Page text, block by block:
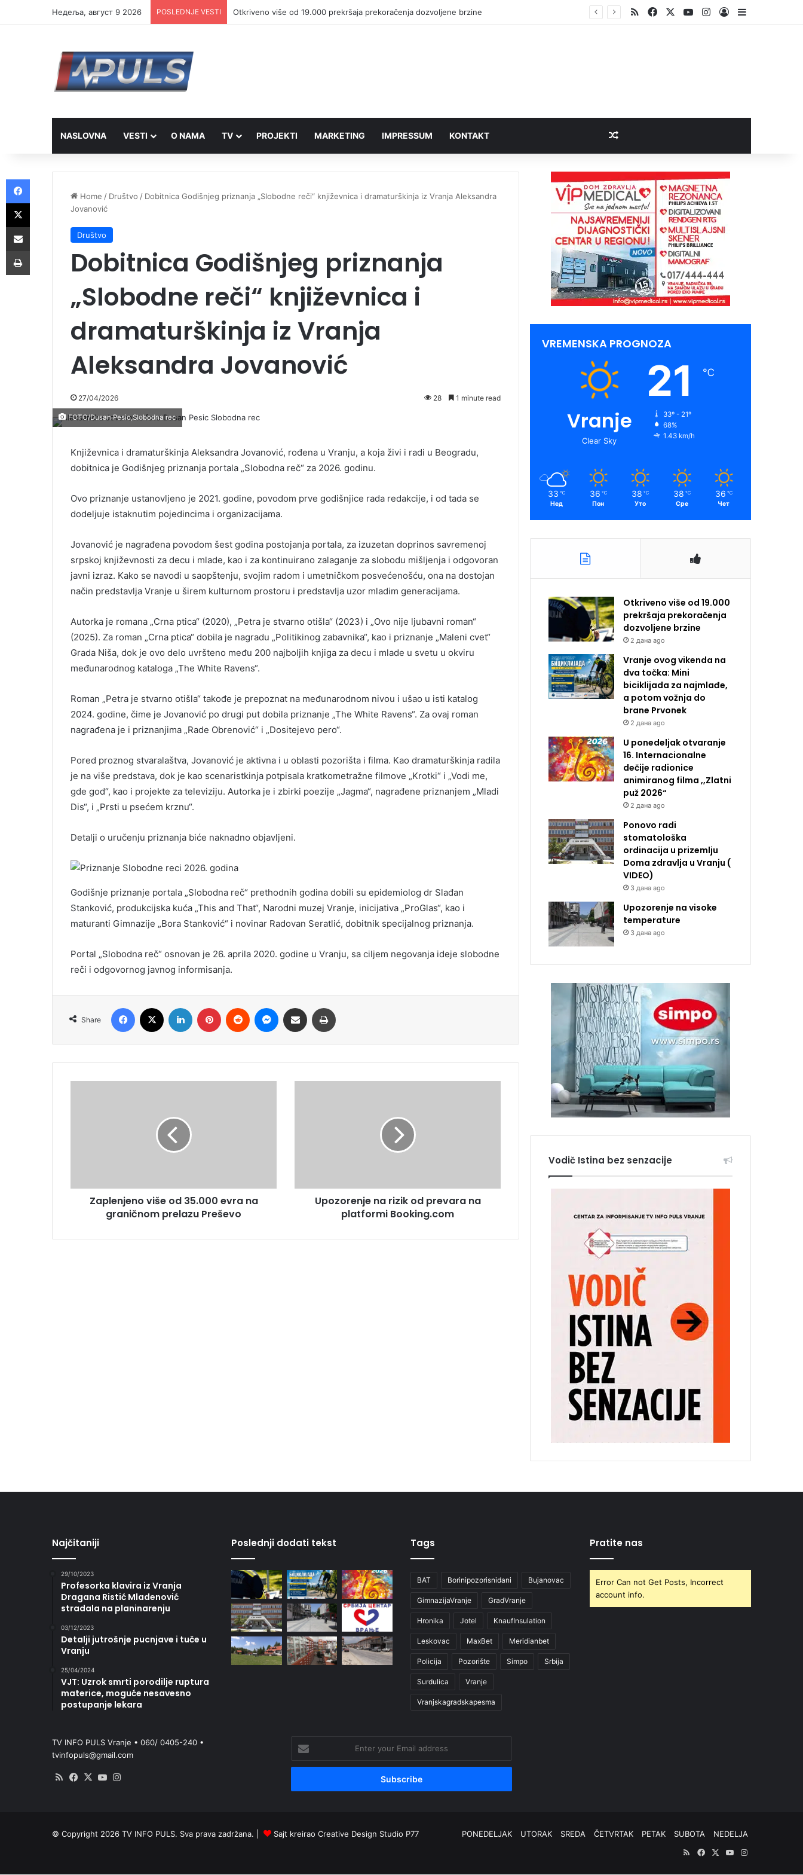
Недеља, август 9 2026 POSLEDNJE VESTI RSSFacebookYouTubeInstagram
Log InSidebar
NASLOVNA VESTI O NAMA TV PROJEKTI MARKETING IMPRESSUM KONTAKT Random Article
Home / Društvo / Dobitnica Godišnjeg priznanja „Slobodne reči“ književnica i dramaturškinja iz Vranja Aleksandra
Jovanović
Društvo
Dobitnica Godišnjeg priznanja
„Slobodne reči“ književnica i
dramaturškinja iz Vranja
Aleksandra Jovanović
27/04/2026 28 1 minute read
FOTO/Dusan Pesic,Slobodna rec
Književnica i dramaturškinja Aleksandra Jovanović, rođena u Vranju, a koja živi i radi u Beogradu,
dobitnica je Godišnjeg priznanja portala „Slobodna reč“ za 2026. godinu.
Ovo priznanje ustanovljeno je 2021. godine, povodom prve godišnjice rada redakcije, i od tada se
dodeljuje istaknutim pojedincima i organizacijama.
Jovanović je nagrađena povodom šest godina postojanja portala, za izuzetan doprinos savremenoj
srpskoj književnosti za decu i mlade, kao i za kontinuirano zalaganje za slobodu mišljenja i odgovoran
javni izraz. Kako se navodi u saopštenju, svojim radom i umetničkom posvećenošću, ona na dostojan
način predstavlja Vranje u širem kulturnom prostoru i predstavlja uzor mladim generacijama.
Autorka je romana „Crna ptica“ (2020), „Petra je stvarno otišla“ (2023) i „Ovo nije ljubavni roman“
(2025). Za roman „Crna ptica“ dobila je nagradu „Politikinog zabavnika“, kao i priznanje „Maleni cvet“
Grada Niša, dok je ovo delo uvršteno među 200 najboljih knjiga za decu i mlade u svetu u okviru
međunarodnog kataloga „The White Ravens“.
Roman „Petra je stvarno otišla“ takođe je prepoznat na međunarodnom nivou i ušao u isti katalog
2024. godine, čime je Jovanović po drugi put dobila priznanje „The White Ravens“. Za ovaj roman
nagrađena je i priznanjima „Rade Obrenović“ i „Dositejevo pero“.
Pored proznog stvaralaštva, Jovanović je aktivna i u oblasti pozorišta i filma. Kao dramaturškinja radila
je na više predstava, dok je kao scenaristkinja potpisala kratkometražne filmove „Krotki“ i „Vodi me,
gde god“, kao i projekte za televiziju. Autorka je i zbirki poezije „Jagma“, nagrađene priznanjem „Mladi
Dis“, i „Prsti u psećem krznu“.
Detalji o uručenju priznanja biće naknadno objavljeni.
Godišnje priznanje portala „Slobodna reč“ prethodnih godina dobili su epidemiolog dr Slađan
Stanković, produkcijska kuća „This and That“, Narodni muzej Vranje, inicijativa „ProGlas“, kao i
maturanti Gimnazije „Bora Stanković“ i novinar Radovan Seratlić, dobitnik specijalnog priznanja.
Portal „Slobodna reč“ osnovan je 26. aprila 2020. godine u Vranju, sa ciljem negovanja ideje slobodne
reči i odgovornog javnog informisanja.
Share
Facebook LinkedIn Pinterest Reddit Messenger
Share via Email
Zaplenjeno više od 35.000 evra na
graničnom prelazu Preševo
Upozorenje na rizik od prevara na
platformi Booking.com
VREMENSKA PROGNOZA
Vranje
Clear Sky
21 ℃
33º - 21º
68%
1.43 km/h
33 ℃
Нед
36 ℃
Пон
38 ℃
Уто
38 ℃
Сре
36 ℃
Чет
Otkriveno više od 19.000
prekršaja prekoračenja
dozvoljene brzine
2 дана ago
Vranje ovog vikenda na
dva točka: Mini
biciklijada za najmlađe,
a potom vožnja do
brane Prvonek
2 дана ago
U ponedeljak otvaranje
16. Internacionalne
dečije radionice
animiranog filma ,,Zlatni
puž 2026“
2 дана ago
Ponovo radi
stomatološka
ordinacija u prizemlju
Doma zdravlja u Vranju (
VIDEO)
3 дана ago
Upozorenje na visoke
temperature
3 дана ago
Vodič Istina bez senzacije
Najčitaniji
29/10/2023
Profesorka klavira iz Vranja
Dragana Ristić Mladenović
stradala na planinarenju
03/12/2023
Detalji jutrošnje pucnjave i tuče u
Vranju
25/04/2024
VJT: Uzrok smrti porodilje ruptura
materice, moguće nesavesno
postupanje lekara
Poslednji dodati tekst Tags
BAT Borinipozorisnidani Bujanovac
GimnazijaVranje GradVranje
Hronika Jotel KnaufInsulation
Leskovac MaxBet Meridianbet
Policija Pozorište Simpo Srbija
Surdulica Vranje
Vranjskagradskapesma
Pratite nas
Error Can not Get Posts, Incorrect
account info.
TV INFO PULS Vranje • 060/ 0405-240 •
tvinfopuls@gmail.com
RSS Facebook
X YouTube
your
Email
© Copyright 2026 TV INFO PULS. Sva prava zadržana. | Sajt kreirao Creative Design Studio P77 PONEDELJAK UTORAK SREDA ČETVRTAK PETAK SUBOTA
NEDELJA
RSSFacebook
X YouTubeInstagram
Facebook
X
Share via Email